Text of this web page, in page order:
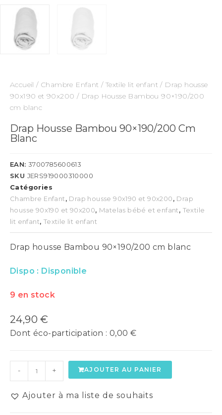
Accueil / Chambre Enfant / Textile lit enfant / Drap housse
90x190 et 90x200 / Drap Housse Bambou 90×190/200
cm blanc
Drap Housse Bambou 90×190/200 Cm
Blanc
EAN: 3700785600613
SKU JERS919000310000
Catégories
Chambre Enfant, Drap housse 90x190 et 90x200, Drap
housse 90x190 et 90x200, Matelas bébé et enfant, Textile
lit enfant, Textile lit enfant
Drap housse Bambou 90×190/200 cm blanc
Dispo : Disponible
9 en stock
24,90€
Dont éco-participation : 0,00 €
- + AJOUTER AU PANIER
Ajouter à ma liste de souhaits